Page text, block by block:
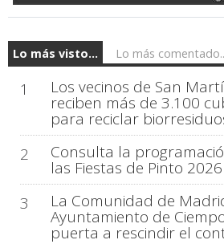
Lo más visto... Lo más
1 Los vecinos de San
reciben más de 3.100
para reciclar
2
Consulta la
las Fiestas de Pinto 2026
3
La Comunidad de
Ayuntamiento de
puerta a rescindir el